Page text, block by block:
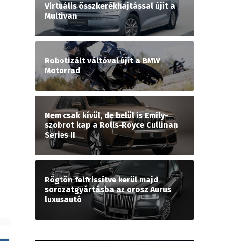
Virtuális összkerékhajtással újít a
Multivan
Robotizált váltóval újít a BMW
Motorrad
Nem csak kívül, de belül is Emily-
szobrot kap a Rolls-Royce Cullinan
Series II
Rögtön felfrissítve kerül majd
sorozatgyártásba az orosz Aurus
luxusautó